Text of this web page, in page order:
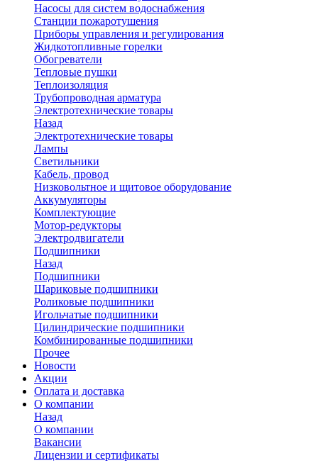
Насосы для систем водоснабжения
Станции пожаротушения
Приборы управления и регулирования
Жидкотопливные горелки
Обогреватели
Тепловые пушки
Теплоизоляция
Трубопроводная арматура
Электротехнические товары
Назад
Электротехнические товары
Лампы
Светильники
Кабель, провод
Низковольтное и щитовое оборудование
Аккумуляторы
Комплектующие
Мотор-редукторы
Электродвигатели
Подшипники
Назад
Подшипники
Шариковые подшипники
Роликовые подшипники
Игольчатые подшипники
Цилиндрические подшипники
Комбинированные подшипники
Прочее
Новости
Акции
Оплата и доставка
О компании
Назад
О компании
Вакансии
Лицензии и сертификаты